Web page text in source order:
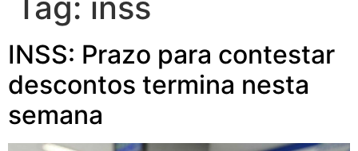
INSS: Prazo para contestar
descontos termina nesta
semana